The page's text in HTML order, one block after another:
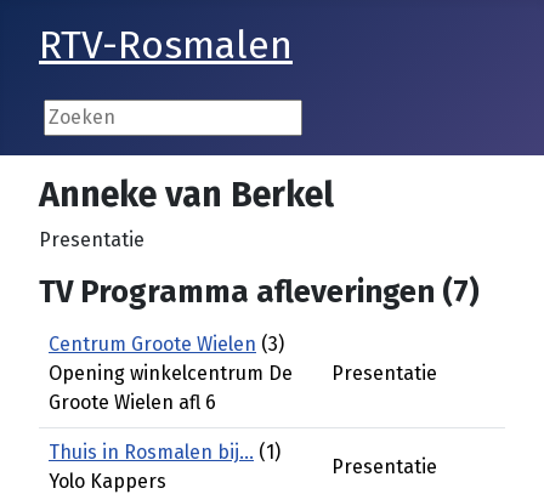
RTV-Rosmalen
Anneke van Berkel
Presentatie
TV Programma afleveringen (7)
Centrum Groote Wielen (3)
Opening winkelcentrum De
Groote Wielen afl 6
Presentatie
Thuis in Rosmalen bij... (1)
Yolo Kappers
Presentatie